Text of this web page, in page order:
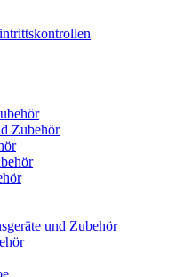
Zubehör
und Zubehör